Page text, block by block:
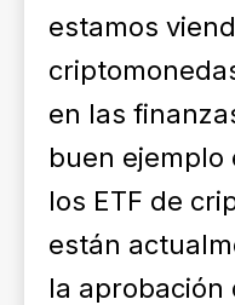
estamos
en las
buen ejemplo
los ETF de
están
la aprobación